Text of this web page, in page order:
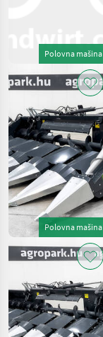
Polovna mašina
Polovna mašina